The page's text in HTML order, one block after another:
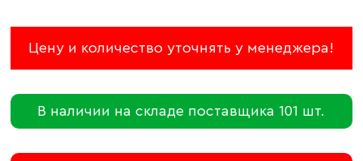
Цену и количество уточнять у менеджера!
В наличии на складе поставщика 101 шт.